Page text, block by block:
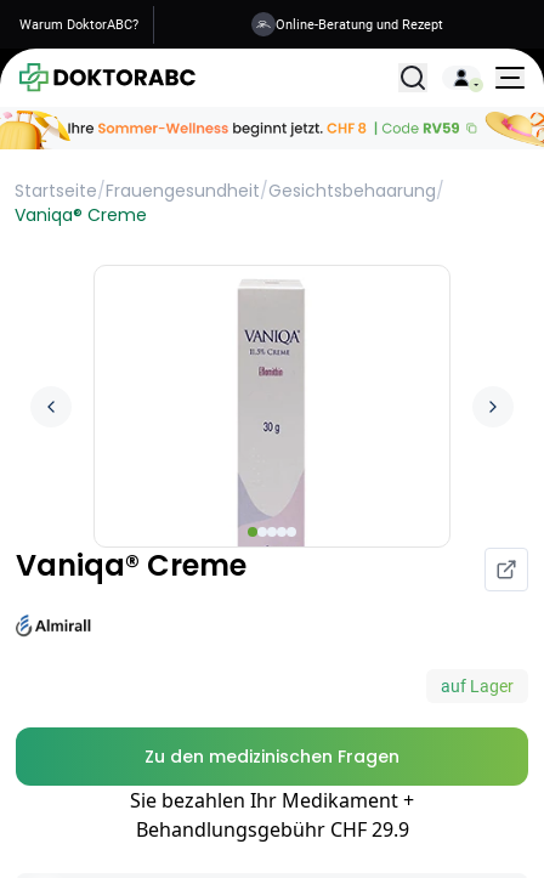
Warum DoktorABC? Online-Beratung und Rezept
Versand in 1-2 Tagen
Alle
Startseite/Frauengesundheit/Gesichtsbehaarung/
Vaniqa® Creme
Vaniqa® Creme
auf Lager
Zu den medizinischen Fragen
Sie bezahlen Ihr Medikament +
Behandlungsgebühr CHF 29.9